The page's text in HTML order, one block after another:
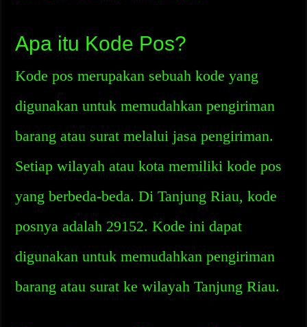
Apa itu Kode Pos?
Kode pos merupakan sebuah kode yang
digunakan untuk memudahkan pengiriman
barang atau surat melalui jasa pengiriman.
Setiap wilayah atau kota memiliki kode pos
yang berbeda-beda. Di Tanjung Riau, kode
posnya adalah 29152. Kode ini dapat
digunakan untuk memudahkan pengiriman
barang atau surat ke wilayah Tanjung Riau.